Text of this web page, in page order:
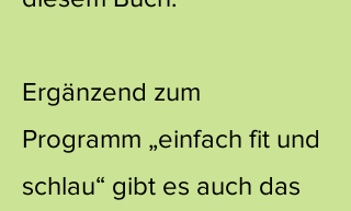
Ergänzend zum
Programm „einfach fit und
schlau“ gibt es auch das